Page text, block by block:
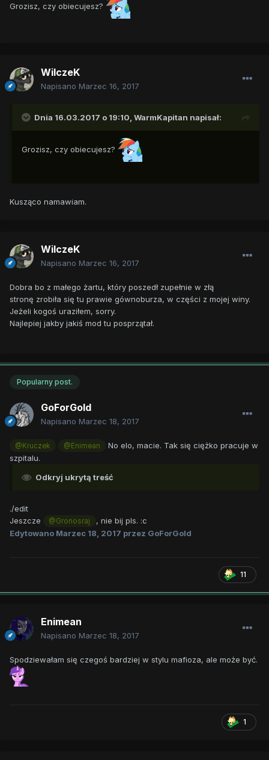
Grozisz, czy obiecujesz?
WilczeK
Napisano Marzec 16, 2017
Dnia 16.03.2017 o 19:10, WarmKapitan napisał:
Grozisz, czy obiecujesz?
Kusząco namawiam.
WilczeK
Napisano Marzec 16, 2017
Dobra bo z małego żartu, który poszedł zupełnie w złą
stronę zrobiła się tu prawie gównoburza, w części z mojej winy.
Jeżeli kogoś uraziłem, sorry.
Najlepiej jakby jakiś mod tu posprzątał.
Popularny post.
GoForGold
Napisano Marzec 18, 2017
@Kruczek @Enimean
No elo, macie. Tak się ciężko pracuje w
szpitalu.
Odkryj ukrytą treść
./edit
Jeszcze
@Gronosraj
, nie bij pls. :c
Edytowano Marzec 18, 2017 przez GoForGold
11
Enimean
Napisano Marzec 18, 2017
Spodziewałam się czegoś bardziej w stylu mafioza, ale może być.
1